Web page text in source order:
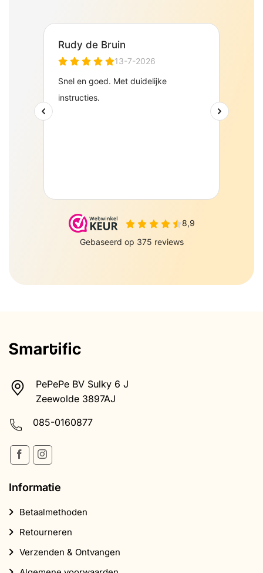
PePePe BV Sulky 6 J
Zeewolde 3897AJ
085-0160877
Informatie
Betaalmethoden
Retourneren
Verzenden & Ontvangen